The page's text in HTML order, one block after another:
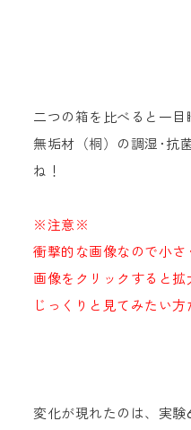
二つの箱を比べると一目
無垢材（桐）の調湿･抗
ね！
※注意※
衝撃的な画像なので小さ
画像をクリックすると拡
じっくりと見てみたい方
変化が現れたのは、実験